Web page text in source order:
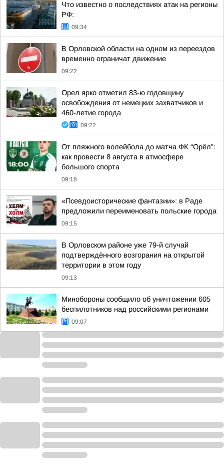
Что известно о последствиях атак на регионы
РФ:
09:34
В Орловской области на одном из переездов
временно ограничат движение
09:22
Орел ярко отметил 83-ю годовщину
освобождения от немецких захватчиков и
460-летие города
09:22
От пляжного волейбола до матча ФК “Орёл”:
как провести 8 августа в атмосфере
большого спорта
09:18
«Псевдоисторические фантазии»: в Раде
предложили переименовать польские города
09:15
В Орловском районе уже 79-й случай
подтверждённого возгорания на открытой
территории в этом году
09:13
Минобороны сообщило об уничтожении 605
беспилотников над российскими регионами
09:07